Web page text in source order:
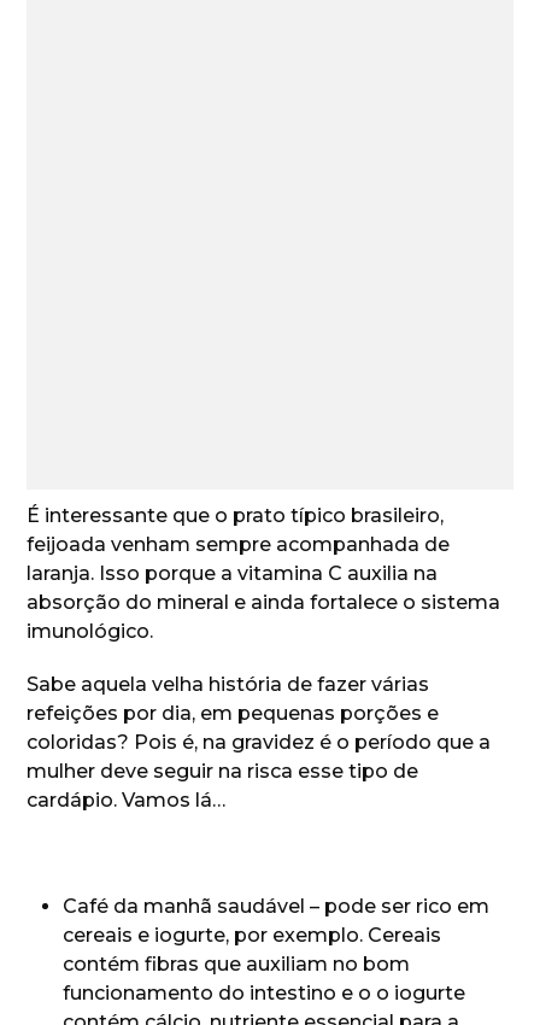
É interessante que o prato típico brasileiro,
feijoada venham sempre acompanhada de
laranja. Isso porque a vitamina C auxilia na
absorção do mineral e ainda fortalece o sistema
imunológico.
Sabe aquela velha história de fazer várias
refeições por dia, em pequenas porções e
coloridas? Pois é, na gravidez é o período que a
mulher deve seguir na risca esse tipo de
cardápio. Vamos lá…
Café da manhã saudável – pode ser rico em
cereais e iogurte, por exemplo. Cereais
contém fibras que auxiliam no bom
funcionamento do intestino e o o iogurte